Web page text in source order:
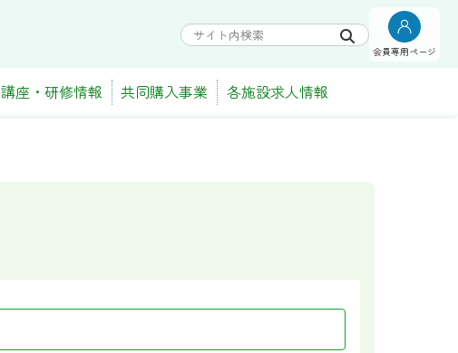
会員専用ページ
講座・研修情報 共同購入事業 各施設求人情報